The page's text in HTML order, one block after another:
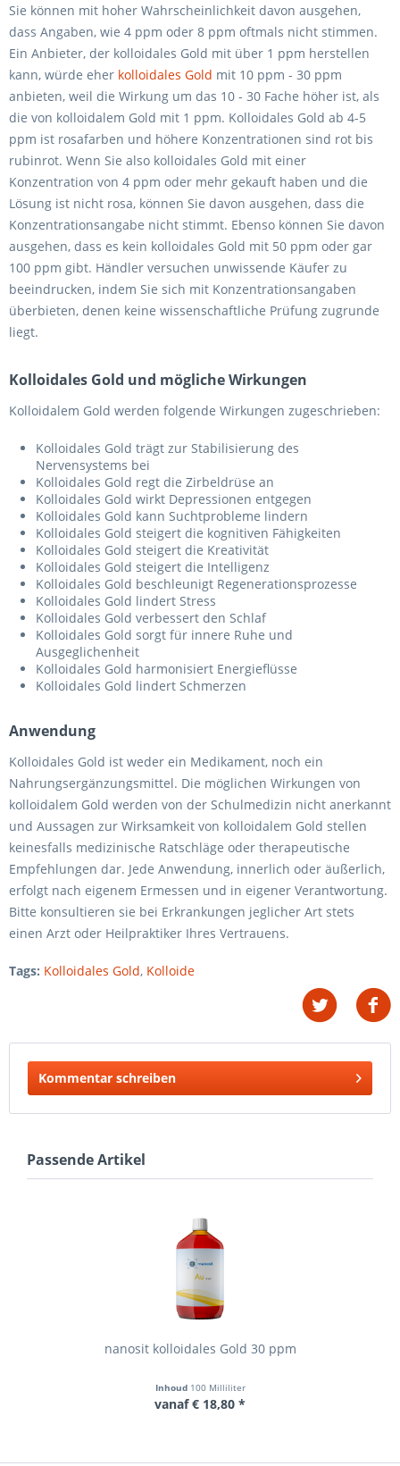
Sie können mit hoher Wahrscheinlichkeit davon ausgehen,
dass Angaben, wie 4 ppm oder 8 ppm oftmals nicht stimmen.
Ein Anbieter, der kolloidales Gold mit über 1 ppm herstellen
kann, würde eher kolloidales Gold mit 10 ppm - 30 ppm
anbieten, weil die Wirkung um das 10 - 30 Fache höher ist, als
die von kolloidalem Gold mit 1 ppm. Kolloidales Gold ab 4-5
ppm ist rosafarben und höhere Konzentrationen sind rot bis
rubinrot. Wenn Sie also kolloidales Gold mit einer
Konzentration von 4 ppm oder mehr gekauft haben und die
Lösung ist nicht rosa, können Sie davon ausgehen, dass die
Konzentrationsangabe nicht stimmt. Ebenso können Sie davon
ausgehen, dass es kein kolloidales Gold mit 50 ppm oder gar
100 ppm gibt. Händler versuchen unwissende Käufer zu
beeindrucken, indem Sie sich mit Konzentrationsangaben
überbieten, denen keine wissenschaftliche Prüfung zugrunde
liegt.
Kolloidales Gold und mögliche Wirkungen
Kolloidalem Gold werden folgende Wirkungen zugeschrieben:
Kolloidales Gold trägt zur Stabilisierung des
Nervensystems bei
Kolloidales Gold regt die Zirbeldrüse an
Kolloidales Gold wirkt Depressionen entgegen
Kolloidales Gold kann Suchtprobleme lindern
Kolloidales Gold steigert die kognitiven Fähigkeiten
Kolloidales Gold steigert die Kreativität
Kolloidales Gold steigert die Intelligenz
Kolloidales Gold beschleunigt Regenerationsprozesse
Kolloidales Gold lindert Stress
Kolloidales Gold verbessert den Schlaf
Kolloidales Gold sorgt für innere Ruhe und
Ausgeglichenheit
Kolloidales Gold harmonisiert Energieflüsse
Kolloidales Gold lindert Schmerzen
Anwendung
Kolloidales Gold ist weder ein Medikament, noch ein
Nahrungsergänzungsmittel. Die möglichen Wirkungen von
kolloidalem Gold werden von der Schulmedizin nicht anerkannt
und Aussagen zur Wirksamkeit von kolloidalem Gold stellen
keinesfalls medizinische Ratschläge oder therapeutische
Empfehlungen dar. Jede Anwendung, innerlich oder äußerlich,
erfolgt nach eigenem Ermessen und in eigener Verantwortung.
Bitte konsultieren sie bei Erkrankungen jeglicher Art stets
einen Arzt oder Heilpraktiker Ihres Vertrauens.
Tags: Kolloidales Gold, Kolloide
Kommentar schreiben
Passende Artikel
nanosit kolloidales Gold 30 ppm
Inhoud 100 Milliliter
vanaf € 18,80 *